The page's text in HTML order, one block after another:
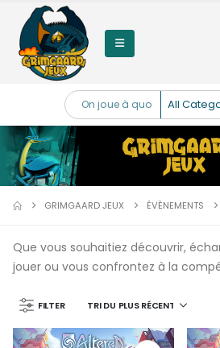
GRIMGAARD JEUX ÉVÈNEMENTS
Que vous souhaitiez découvrir,
jouer ou vous confrontez à la
FILTER